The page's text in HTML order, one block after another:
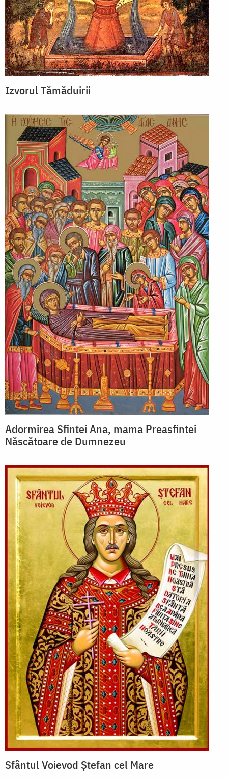
Izvorul Tămăduirii
Adormirea Sfintei Ana, mama Preasfintei
Născătoare de Dumnezeu
Sfântul Voievod Ștefan cel Mare